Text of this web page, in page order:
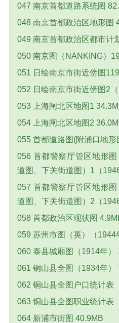
047 南京首都道路系统图
048 南京首都政治区地形图
049 南京首都政治区都市计
050 南京图（NANKING）
051 日绘南京市街近傍图
052 日绘南京市街近傍图2
053 上海闸北区地图1
054 上海闸北区地图2
055 首都道路图(附浦口地
056 首都警察厅管区地形
道图、下关街道图）1（
057 首都警察厅管区地形
道图、下关街道图）2（
058 首都政治区现状图
059 苏州市图（英）（1944
060 泰县城厢图（1914年）
061 铜山县全图（1934年）
062 铜山县全图户口统计表
063 铜山县全图职业统计表
064 新浦市街图 40.9MB